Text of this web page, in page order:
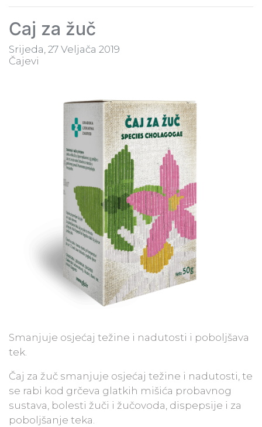
Čaj za žuč
Srijeda, 27 Veljača 2019
Čajevi
Smanjuje osjećaj težine i nadutosti i poboljšava
tek.
Čaj za žuč smanjuje osjećaj težine i nadutosti, te
se rabi kod grčeva glatkih mišića probavnog
sustava, bolesti žuči i žučovoda, dispepsije i za
poboljšanje teka.